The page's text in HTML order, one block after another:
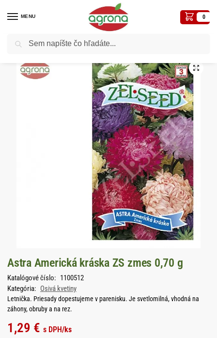
MENU 0
Domov Semená - osivá / Osivá kvetiny
Astra Americká kráska ZS zmes 0,70 g
Katalógové číslo: 1100512
Kategória: Osivá kvetiny
Letnička. Priesady dopestujeme v parenisku. Je svetlomilná, vhodná na
záhony, obruby a na rez.
1,29 € s DPH/ks